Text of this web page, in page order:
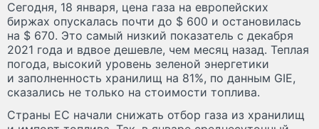
Сегодня, 18 января, цена газа на европейских
биржах опускалась почти до $ 600 и остановилась
на $ 670. Это самый низкий показатель с декабря
2021 года и вдвое дешевле, чем месяц назад. Теплая
погода, высокий уровень зеленой энергетики
и заполненность хранилищ на 81%, по данным GIE,
сказались не только на стоимости топлива.
Страны ЕС начали снижать отбор газа из хранилищ